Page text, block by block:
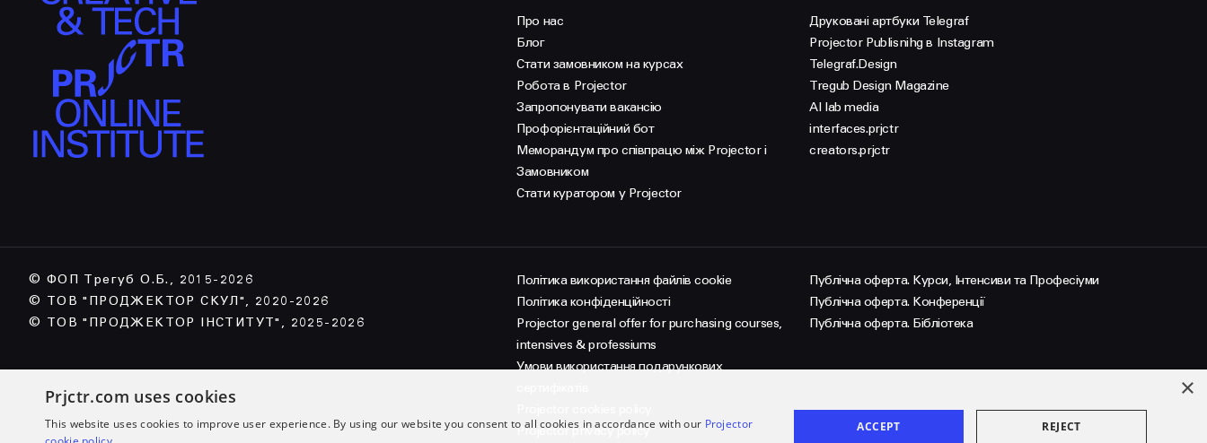
Про нас
Блог
Стати замовником на курсах
Робота в Projector
Запропонувати вакансію
Профорієнтаційний бот
Меморандум про співпрацю між Projector і
Замовником
Стати куратором у Projector
Друковані артбуки Telegraf
Projector Publisnihg в Instagram
Telegraf.Design
Tregub Design Magazine
AI lab media
interfaces.prjctr
creators.prjctr
© ФОП Трегуб О.Б., 2015-2026
© ТОВ "ПРОДЖЕКТОР СКУЛ", 2020-2026
© ТОВ "ПРОДЖЕКТОР ІНСТИТУТ", 2025-2026
Політика використання файлів cookie
Політика конфіденційності
Projector general offer for purchasing courses,
intensives & professiums
Умови використання подарункових
Projector privacy policy
Публічна оферта. Курси, Інтенсиви та Професіуми
Публічна оферта. Конференції
Публічна оферта. Бібліотека
×
Prjctr.com uses cookies
This website uses cookies to improve user experience. By using our website you consent to all cookies in accordance with our Projector
ACCEPT REJECT